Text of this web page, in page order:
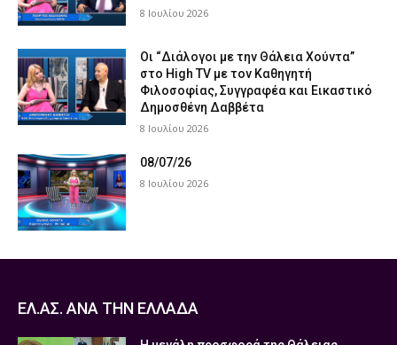
8 Ιουλίου 2026
Οι “Διάλογοι με την Θάλεια Χούντα”
στο High TV με τον Καθηγητή
Φιλοσοφίας, Συγγραφέα και Εικαστικό
Δημοσθένη Δαββέτα
8 Ιουλίου 2026
08/07/26
8 Ιουλίου 2026
ΕΛ.ΑΣ. ΑΝΑ ΤΗΝ ΕΛΛΑΔΑ